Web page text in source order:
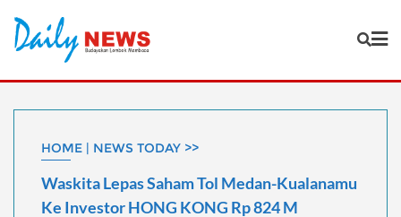
content
HOME | NEWS TODAY >>
Waskita Lepas Saham Tol Medan-Kualanamu
Ke Investor HONG KONG Rp 824 M